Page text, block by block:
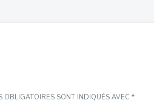
OBLIGATOIRES SONT INDIQUÉS AVEC *